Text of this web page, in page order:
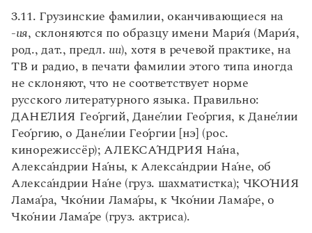
3.11. Грузинские фамилии, оканчивающиеся на
-ия, склоняются по образцу имени Мари́я (Мари́я,
род., дат., предл. ии), хотя в речевой практике, на
ТВ и радио, в печати фамилии этого типа иногда
не склоняют, что не соответствует норме
русского литературного языка. Правильно:
ДАНЕ́ЛИЯ Гео́ргий, Дане́лии Гео́ргия, к Дане́лии
Гео́ргию, о Дане́лии Гео́ргии [нэ] (рос.
кинорежиссёр); АЛЕКСА́НДРИЯ На́на,
Алекса́ндрии На́ны, к Алекса́ндрии На́не, об
Алекса́ндрии На́не (груз. шахматистка); ЧКО́НИЯ
Лама́ра, Чко́нии Лама́ры, к Чко́нии Лама́ре, о
Чко́нии Лама́ре (груз. актриса).